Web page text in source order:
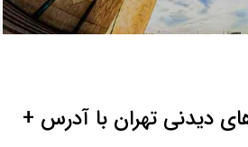
دیدنی تهران با آدرس +